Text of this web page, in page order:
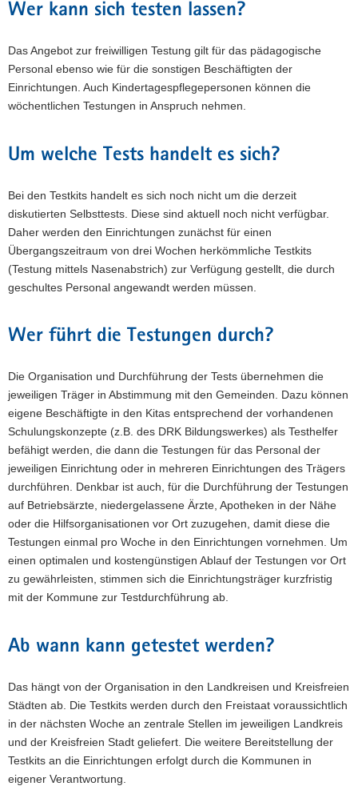
Wer kann sich testen lassen?
Das Angebot zur freiwilligen Testung gilt für das pädagogische
Personal ebenso wie für die sonstigen Beschäftigten der
Einrichtungen. Auch Kindertagespflegepersonen können die
wöchentlichen Testungen in Anspruch nehmen.
Um welche Tests handelt es sich?
Bei den Testkits handelt es sich noch nicht um die derzeit
diskutierten Selbsttests. Diese sind aktuell noch nicht verfügbar.
Daher werden den Einrichtungen zunächst für einen
Übergangszeitraum von drei Wochen herkömmliche Testkits
(Testung mittels Nasenabstrich) zur Verfügung gestellt, die durch
geschultes Personal angewandt werden müssen.
Wer führt die Testungen durch?
Die Organisation und Durchführung der Tests übernehmen die
jeweiligen Träger in Abstimmung mit den Gemeinden. Dazu können
eigene Beschäftigte in den Kitas entsprechend der vorhandenen
Schulungskonzepte (z.B. des DRK Bildungswerkes) als Testhelfer
befähigt werden, die dann die Testungen für das Personal der
jeweiligen Einrichtung oder in mehreren Einrichtungen des Trägers
durchführen. Denkbar ist auch, für die Durchführung der Testungen
auf Betriebsärzte, niedergelassene Ärzte, Apotheken in der Nähe
oder die Hilfsorganisationen vor Ort zuzugehen, damit diese die
Testungen einmal pro Woche in den Einrichtungen vornehmen. Um
einen optimalen und kostengünstigen Ablauf der Testungen vor Ort
zu gewährleisten, stimmen sich die Einrichtungsträger kurzfristig
mit der Kommune zur Testdurchführung ab.
Ab wann kann getestet werden?
Das hängt von der Organisation in den Landkreisen und Kreisfreien
Städten ab. Die Testkits werden durch den Freistaat voraussichtlich
in der nächsten Woche an zentrale Stellen im jeweiligen Landkreis
und der Kreisfreien Stadt geliefert. Die weitere Bereitstellung der
Testkits an die Einrichtungen erfolgt durch die Kommunen in
eigener Verantwortung.